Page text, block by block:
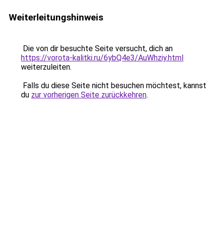
Weiterleitungshinweis
Die von dir besuchte Seite versucht, dich an
https://vorota-kalitki.ru/6ybQ4e3/AuWhziy.html
weiterzuleiten.
Falls du diese Seite nicht besuchen möchtest, kannst
du zur vorherigen Seite zurückkehren.